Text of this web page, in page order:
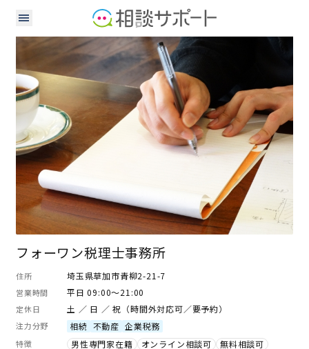
フォーワン税理士事務所
住所 埼玉県草加市青柳2-21-7
営業時間 平日 09:00～21:00
定休日 土 ／ 日 ／ 祝（時間外対応可／要予約）
注力分野 相続 不動産 企業税務
特徴 男性専門家在籍 オンライン相談可
無料相談可